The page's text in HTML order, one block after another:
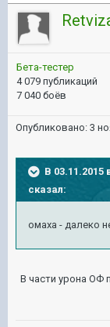
Бета-тестер
4 079 публикаций
7 040 боёв
Опубликовано: 3
В 03.11.2015
сказал:
омаха - далеко
В части урона ОФ